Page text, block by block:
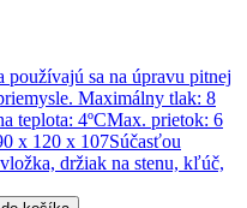
sa na úpravu pitnej
Maximálny tlak: 8
teplota: 4ºCMax. prietok: 6
x 120 x 107Súčasťou
držiak na stenu, kľúč,